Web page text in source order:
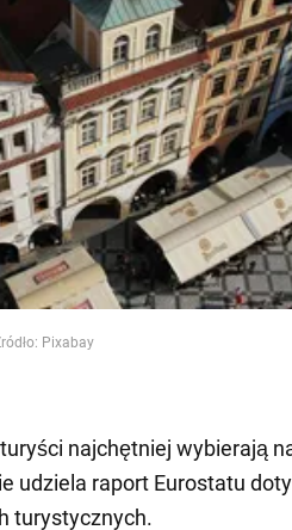
Pixabay
najchętniej wybierają
udziela raport Eurostatu
turystycznych.